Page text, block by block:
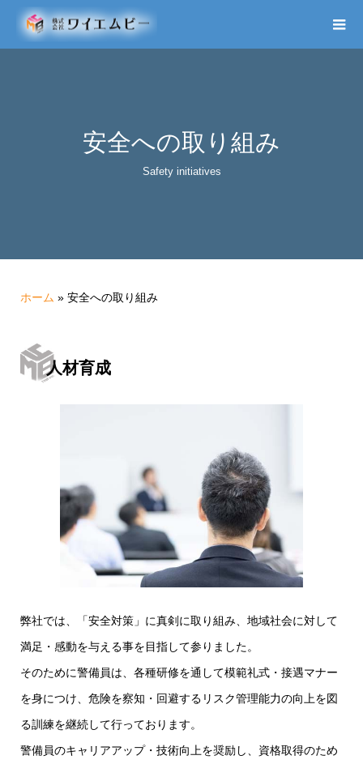
安全への取り組み
Safety initiatives
ホーム » 安全への取り組み
人材育成
弊社では、「安全対策」に真剣に取り組み、地域社会に対して
満足・感動を与える事を目指して参りました。
そのために警備員は、各種研修を通して模範礼式・接遇マナー
を身につけ、危険を察知・回避するリスク管理能力の向上を図
る訓練を継続して行っております。
警備員のキャリアアップ・技術向上を奨励し、資格取得のため